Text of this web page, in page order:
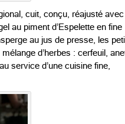
cuit, conçu, réajusté
au piment d’Espelette en fine
au jus de presse, les
d’herbes : cerfeuil,
service d’une cuisine fine,